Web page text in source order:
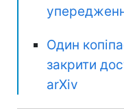
Один
закрити
arXiv